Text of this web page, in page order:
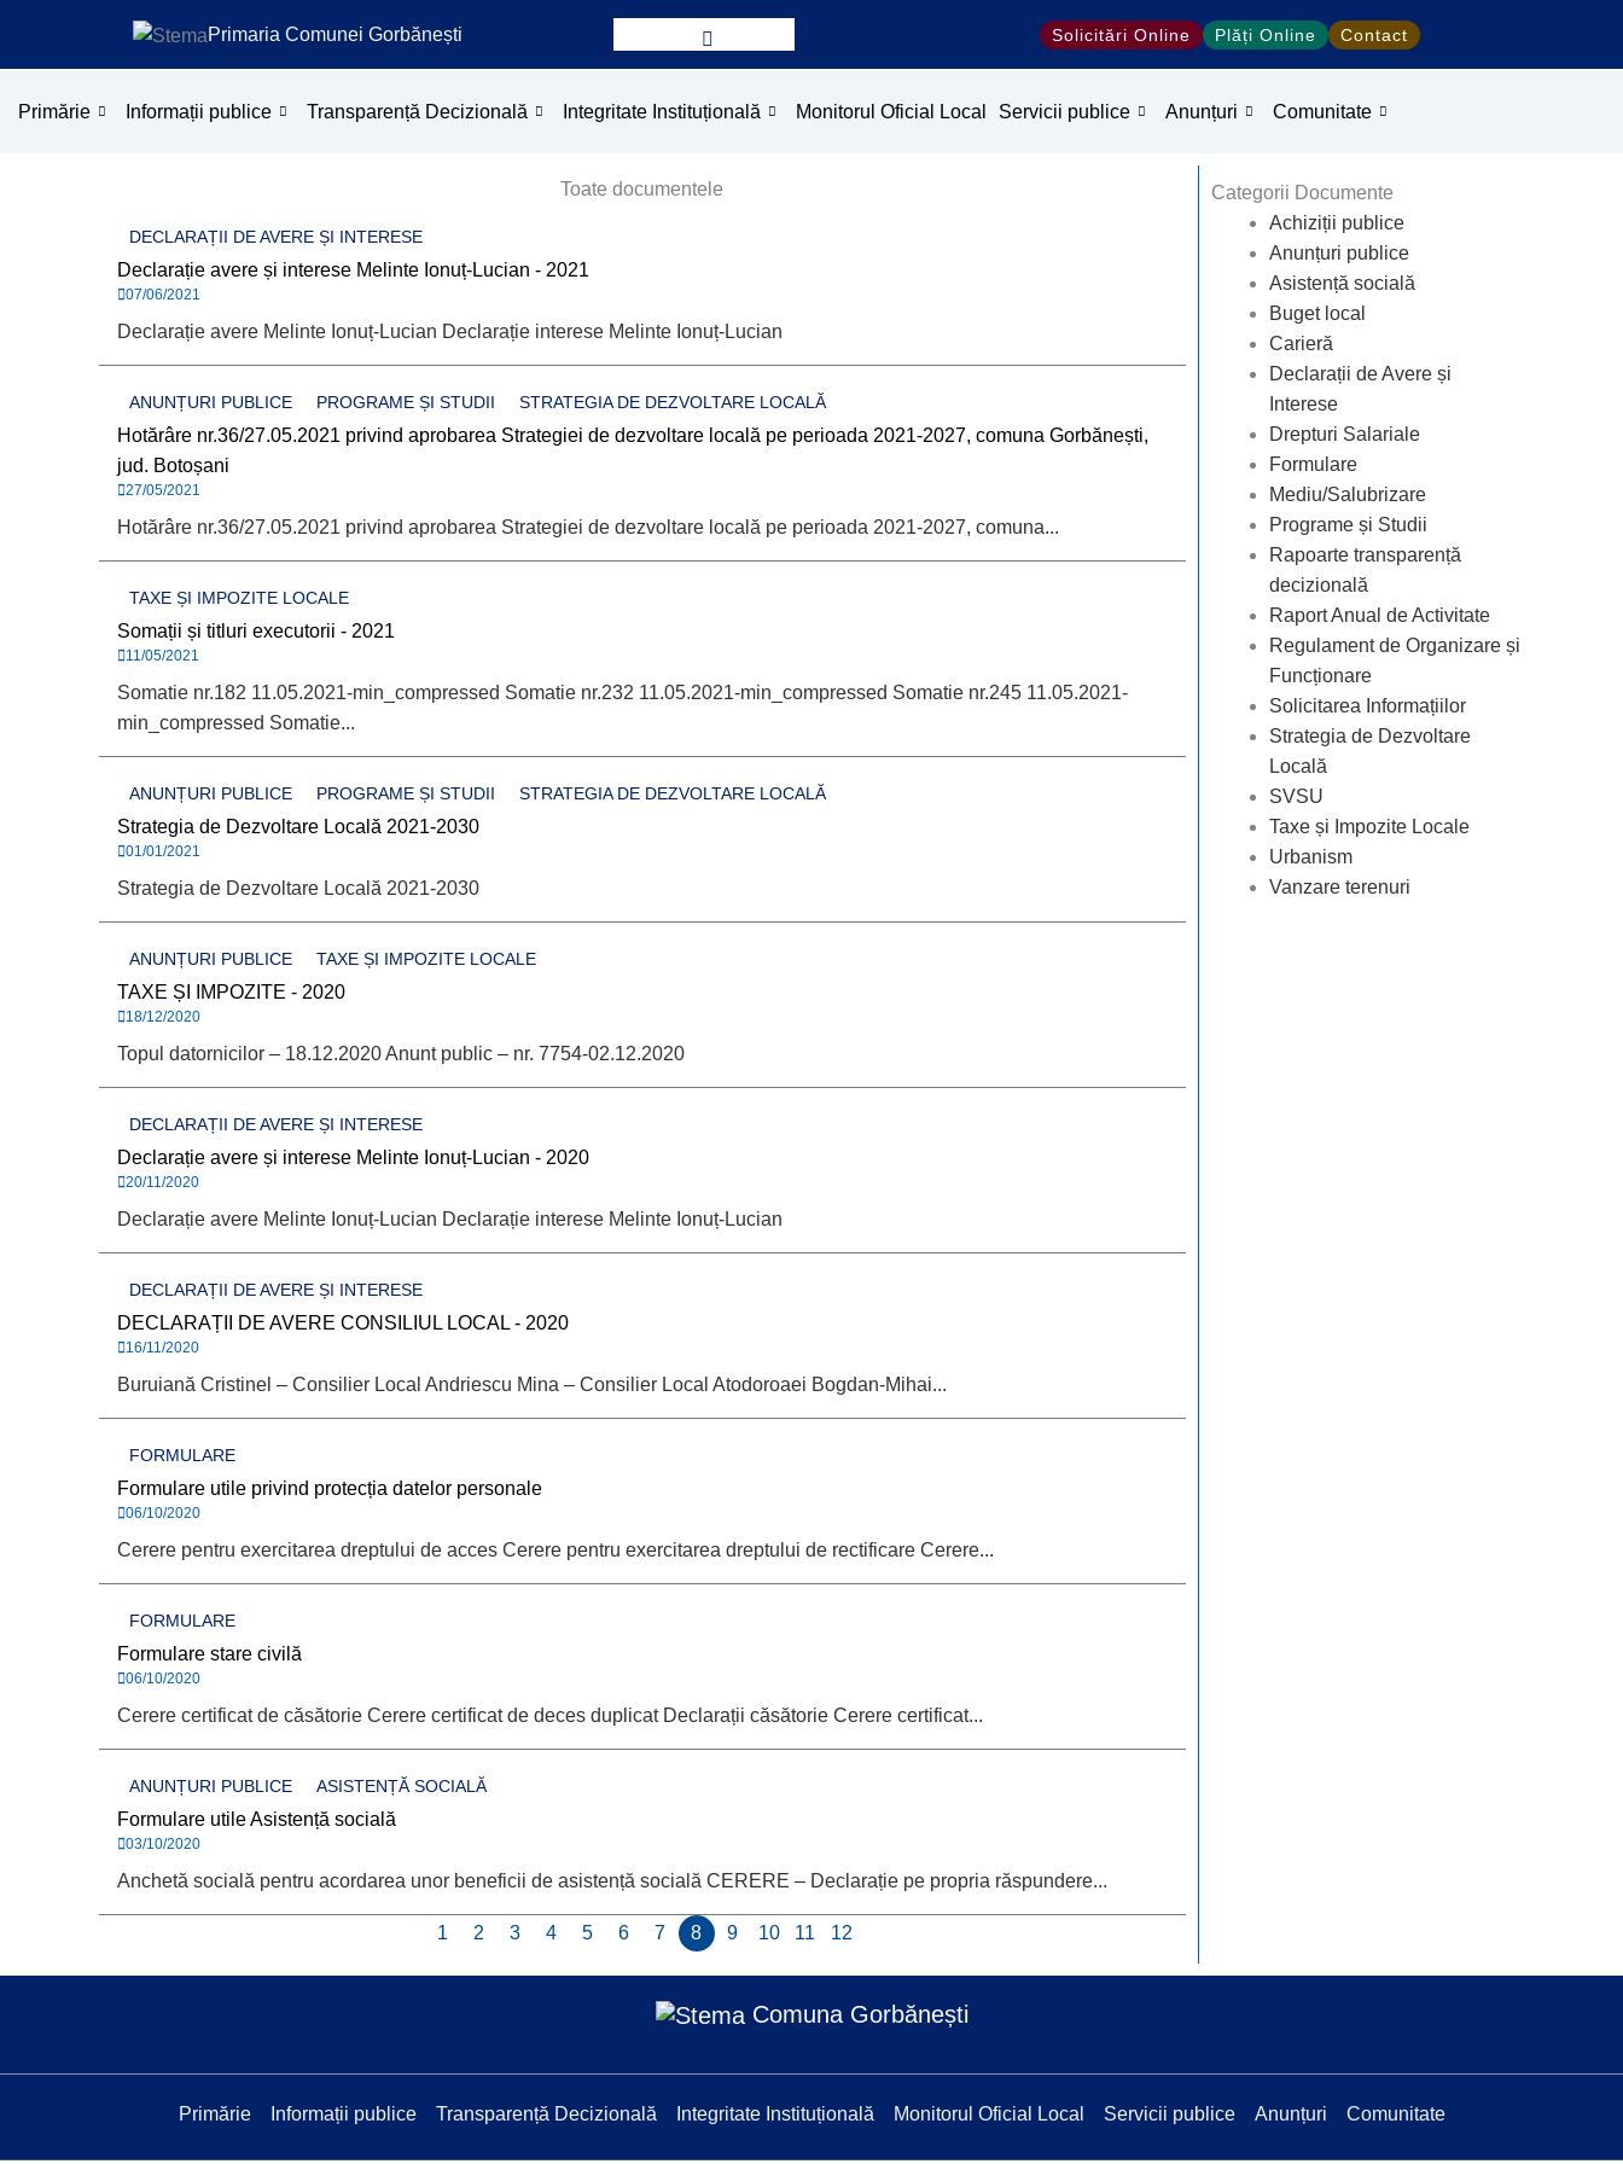
conținut
Primaria Comunei Gorbănești Solicitări Online Plăți Online Contact
Primărie Informații publice Transparență Decizională Integritate Instituțională Monitorul Oficial Local Servicii publice Anunțuri Comunitate
Toate documentele
DECLARAȚII DE AVERE ȘI INTERESE
Declarație avere și interese Melinte Ionuț-Lucian - 2021
07/06/2021
Declarație avere Melinte Ionuț-Lucian Declarație interese Melinte Ionuț-Lucian
ANUNȚURI PUBLICE PROGRAME ȘI STUDII STRATEGIA DE DEZVOLTARE LOCALĂ
Hotărâre nr.36/27.05.2021 privind aprobarea Strategiei de dezvoltare locală pe perioada 2021-2027, comuna Gorbănești,
jud. Botoșani
27/05/2021
Hotărâre nr.36/27.05.2021 privind aprobarea Strategiei de dezvoltare locală pe perioada 2021-2027, comuna...
TAXE ȘI IMPOZITE LOCALE
Somații și titluri executorii - 2021
11/05/2021
Somatie nr.182 11.05.2021-min_compressed Somatie nr.232 11.05.2021-min_compressed Somatie nr.245 11.05.2021-
min_compressed Somatie...
ANUNȚURI PUBLICE PROGRAME ȘI STUDII STRATEGIA DE DEZVOLTARE LOCALĂ
Strategia de Dezvoltare Locală 2021-2030
01/01/2021
Strategia de Dezvoltare Locală 2021-2030
ANUNȚURI PUBLICE TAXE ȘI IMPOZITE LOCALE
TAXE ȘI IMPOZITE - 2020
18/12/2020
Topul datornicilor – 18.12.2020 Anunt public – nr. 7754-02.12.2020
DECLARAȚII DE AVERE ȘI INTERESE
Declarație avere și interese Melinte Ionuț-Lucian - 2020
20/11/2020
Declarație avere Melinte Ionuț-Lucian Declarație interese Melinte Ionuț-Lucian
DECLARAȚII DE AVERE ȘI INTERESE
DECLARAȚII DE AVERE CONSILIUL LOCAL - 2020
16/11/2020
Buruiană Cristinel – Consilier Local Andriescu Mina – Consilier Local Atodoroaei Bogdan-Mihai...
FORMULARE
Formulare utile privind protecția datelor personale
06/10/2020
Cerere pentru exercitarea dreptului de acces Cerere pentru exercitarea dreptului de rectificare Cerere...
FORMULARE
Formulare stare civilă
06/10/2020
Cerere certificat de căsătorie Cerere certificat de deces duplicat Declarații căsătorie Cerere certificat...
ANUNȚURI PUBLICE ASISTENȚĂ SOCIALĂ
Formulare utile Asistență socială
03/10/2020
Anchetă socială pentru acordarea unor beneficii de asistență socială CERERE – Declarație pe propria răspundere...
1 2 3 4 5 6 7 8 9 10 11 12
Categorii Documente
Achiziții publice
Anunțuri publice
Asistență socială
Buget local
Carieră
Declarații de Avere și
Interese
Drepturi Salariale
Formulare
Mediu/Salubrizare
Programe și Studii
Rapoarte transparență
decizională
Raport Anual de Activitate
Regulament de Organizare și
Funcționare
Solicitarea Informațiilor
Strategia de Dezvoltare
Locală
SVSU
Taxe și Impozite Locale
Urbanism
Vanzare terenuri
Comuna Gorbănești
Primărie Informații publice Transparență Decizională Integritate Instituțională Monitorul Oficial Local Servicii publice Anunțuri Comunitate